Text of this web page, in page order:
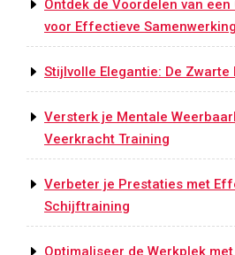
Ontdek de Voordelen van
voor Effectieve Samenwerking
Stijlvolle Elegantie: De
Versterk je Mentale
Veerkracht Training
Verbeter je Prestaties met
Schijftraining
Optimaliseer de Werkplek